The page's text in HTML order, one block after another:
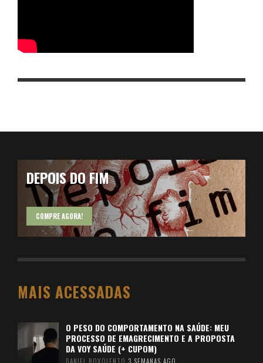
DEPOIS DO FIM
COMPRE AGORA!
MAIS ACESSADAS
O PESO DO COMPORTAMENTO NA SAÚDE: MEU
PROCESSO DE EMAGRECIMENTO E A PROPOSTA
DA VOY SAÚDE (+ CUPOM)
DANIEL BOVOLENTO 3 SEMANAS AGO